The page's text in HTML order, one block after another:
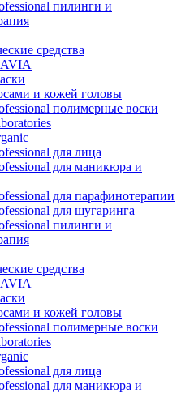
пилинги и
средства
и кожей головы
полимерные воски
для лица
для маникюра и
для парафинотерапии
для шугаринга
пилинги и
средства
и кожей головы
полимерные воски
для лица
для маникюра и